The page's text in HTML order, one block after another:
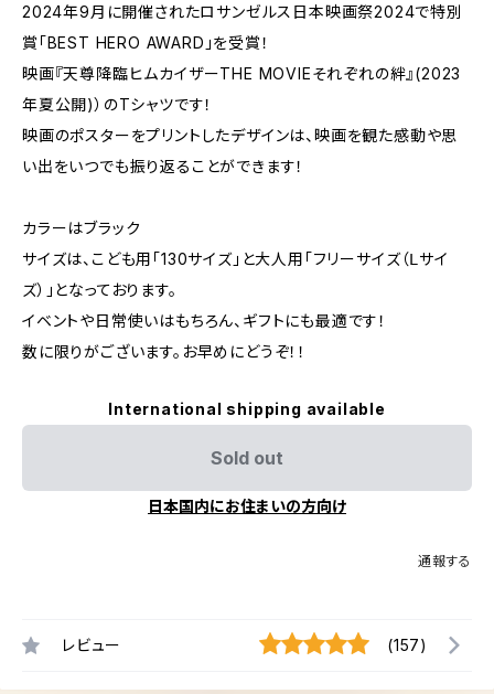
2024年9月に開催されたロサンゼルス日本映画祭2024で特別
賞「BEST HERO AWARD」を受賞！
映画『天尊降臨ヒムカイザーTHE MOVIEそれぞれの絆』(2023
年夏公開)）のTシャツです！
映画のポスターをプリントしたデザインは、映画を観た感動や思
い出をいつでも振り返ることができます！
カラーはブラック
サイズは、こども用「130サイズ」と大人用「フリーサイズ（Ⅼサイ
ズ）」となっております。
イベントや日常使いはもちろん、ギフトにも最適です！
数に限りがございます。お早めにどうぞ！！
International shipping available
Sold out
日本国内にお住まいの方向け
通報する
レビュー (157)